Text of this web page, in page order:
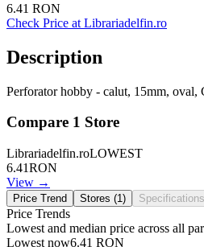
6.41 RON
Check Price at Librariadelfin.ro
Description
Perforator hobby - calut, 15mm,
Compare 1 Store
Librariadelfin.roLOWEST
6.41RON
View →
Price Trend Stores (1) Specifications
Price Trends
Lowest and median price across all
Lowest now6.41 RON